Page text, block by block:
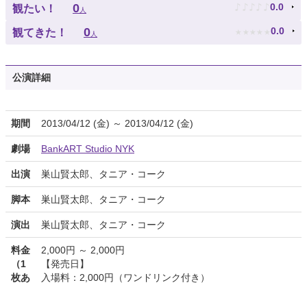
観たい！ 0人 ♪ ♪ ♪ ♪ ♪ 0.0
観てきた！ 0人 ★ ★ ★ ★ ★ 0.0
公演詳細
期間 2013/04/12 (金) ～ 2013/04/12 (金)
劇場 BankART Studio NYK
出演 巣山賢太郎、タニア・コーク
脚本 巣山賢太郎、タニア・コーク
演出 巣山賢太郎、タニア・コーク
料金
（1
枚あ
2,000円 ～ 2,000円
【発売日】
入場料：2,000円（ワンドリンク付き）